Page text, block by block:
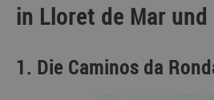
in Lloret de Mar und
1. Die Caminos da